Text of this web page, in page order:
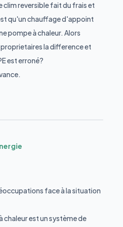
clim reversible fait du frais et
qu'un chauffage d'appoint
pompe à chaleur. Alors
la difference et
est erroné?
face à la situation
chaleur est un système de